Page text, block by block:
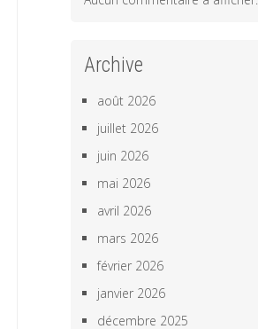
Archive
août 2026
juillet 2026
juin 2026
mai 2026
avril 2026
mars 2026
février 2026
janvier 2026
décembre 2025